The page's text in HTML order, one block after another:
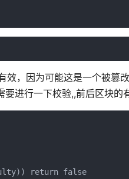
效，因为可能这是一个被篡
进行一下校验,,前后区块的
return false